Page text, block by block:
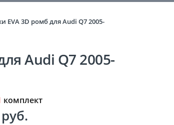
EVA 3D ромб для Audi Q7 2005-
Audi Q7 2005-
комплект